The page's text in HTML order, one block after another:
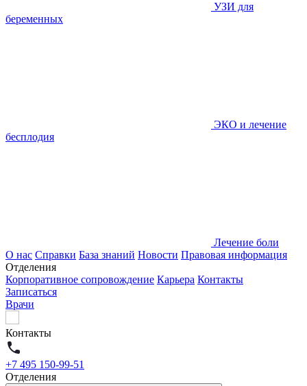
УЗИ для
беременных
ЭКО и лечение
бесплодия
Лечение боли
О нас Справки База знаний Новости Правовая информация
Отделения
Корпоративное сопровождение Карьера Контакты
Записаться
Врачи
Контакты
+7 495 150-99-51
Отделения